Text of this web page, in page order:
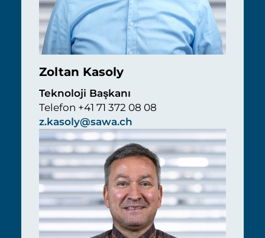
Zoltan Kasoly
Teknoloji Başkanı
Telefon +41 71 372 08 08
z.kasoly@sawa.ch